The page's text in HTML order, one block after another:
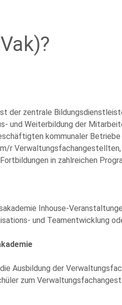
der zentrale
und Weiterbildung der
kommunaler Betriebe
r
in zahlreichen
Inhouse-
und Teamentwicklung
Ausbildung der
zum
und Speicherung meiner
an info@comhard.de jederzeit für die